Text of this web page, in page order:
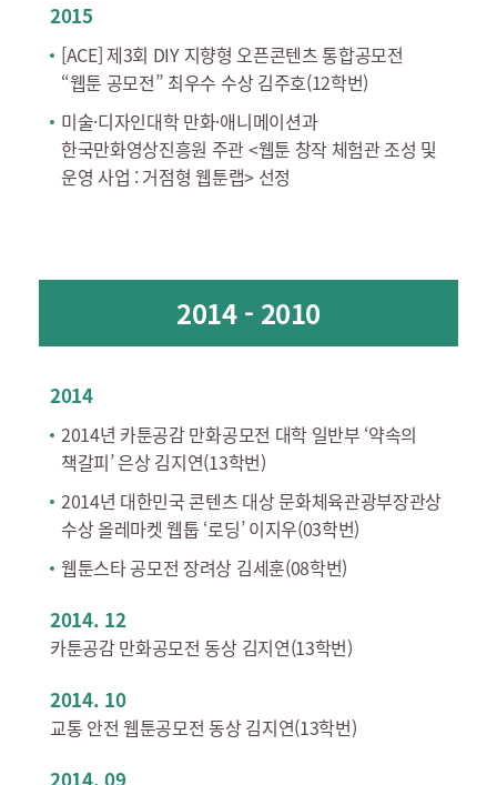
2015
[ACE] 제3회 DIY 지향형 오픈콘텐츠 통합공모전
“웹툰 공모전” 최우수 수상 김주호(12학번)
미술·디자인대학 만화·애니메이션과
한국만화영상진흥원 주관 <웹툰 창작 체험관 조성 및
운영 사업 : 거점형 웹툰랩> 선정
2014 - 2010
2014
2014년 카툰공감 만화공모전 대학 일반부 ‘약속의
책갈피’ 은상 김지연(13학번)
2014년 대한민국 콘텐츠 대상 문화체육관광부장관상
수상 올레마켓 웹툽 ‘로딩’ 이지우(03학번)
웹툰스타 공모전 장려상 김세훈(08학번)
2014. 12
카툰공감 만화공모전 동상 김지연(13학번)
2014. 10
교통 안전 웹툰공모전 동상 김지연(13학번)
2014. 09